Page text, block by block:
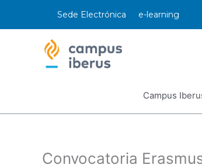
Sede Electrónica e-learning
Campus
Convocatoria